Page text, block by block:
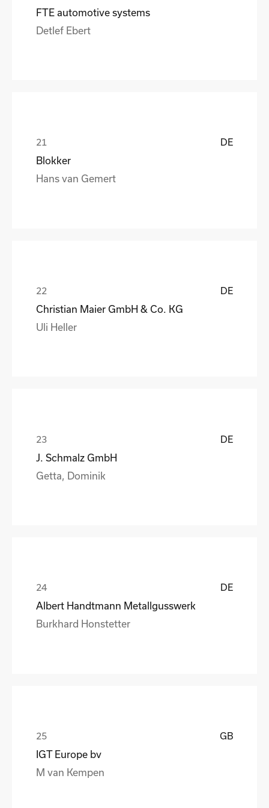
FTE automotive systems
Detlef Ebert
DE
Blokker
Hans van Gemert
DE
Christian Maier GmbH & Co. KG
Uli Heller
DE
J. Schmalz GmbH
Getta, Dominik
DE
Albert Handtmann Metallgusswerk
Burkhard Honstetter
GB
IGT Europe bv
M van Kempen